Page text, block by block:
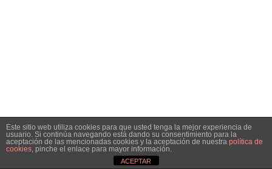
Este sitio web utiliza cookies para que usted tenga la mejor experiencia de
usuario. Si continúa navegando está dando su consentimiento para la
aceptación de las mencionadas cookies y la aceptación de nuestra política de
cookies, pinche el enlace para mayor información.
ACEPTAR